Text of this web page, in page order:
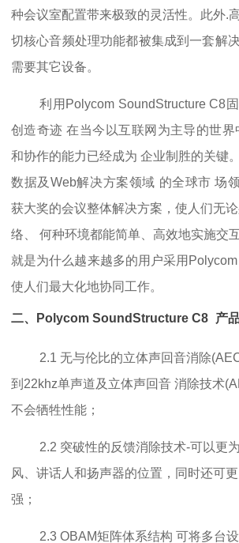
种会议室配置带来极致的灵活性。此外.
切核心音频处理功能都被集成到一套解
需要其它设备。
利用Polycom SoundStructure C8
创造奇迹 在当今以互联网为主导的世
和协作的能力已经成为 企业制胜的关键
数据及Web解决方案领域 的全球市 场
获大奖的会议整体解决方案，使人们无
络、 何种环境都能简单、高效地实施交
就是为什么越来越多的用户采用Polycom
使人们最大化地协同工作。
二、Polycom SoundStructure C8 产
2.1 无与伦比的立体声回音消除
到22khz单声道及立体声回音 消除技术
不会牺牲性能；
2.2 突破性的反馈消除技术-可以更
风、讲话人和扬声器的位置，同时还可
强；
2.3 OBAM矩阵体系结构 可将多台